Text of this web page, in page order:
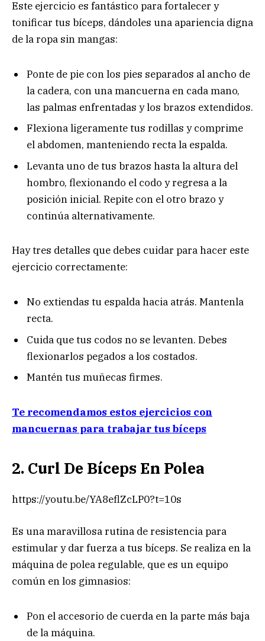
Este ejercicio es fantástico para fortalecer y
tonificar tus bíceps, dándoles una apariencia digna
de la ropa sin mangas:
Ponte de pie con los pies separados al ancho de
la cadera, con una mancuerna en cada mano,
las palmas enfrentadas y los brazos extendidos.
Flexiona ligeramente tus rodillas y comprime
el abdomen, manteniendo recta la espalda.
Levanta uno de tus brazos hasta la altura del
hombro, flexionando el codo y regresa a la
posición inicial. Repite con el otro brazo y
continúa alternativamente.
Hay tres detalles que debes cuidar para hacer este
ejercicio correctamente:
No extiendas tu espalda hacia atrás. Mantenla
recta.
Cuida que tus codos no se levanten. Debes
flexionarlos pegados a los costados.
Mantén tus muñecas firmes.
Te recomendamos estos ejercicios con
mancuernas para trabajar tus bíceps
2. Curl De Bíceps En Polea
https://youtu.be/YA8eflZcLP0?t=10s
Es una maravillosa rutina de resistencia para
estimular y dar fuerza a tus bíceps. Se realiza en la
máquina de polea regulable, que es un equipo
común en los gimnasios:
Pon el accesorio de cuerda en la parte más baja
de la máquina.